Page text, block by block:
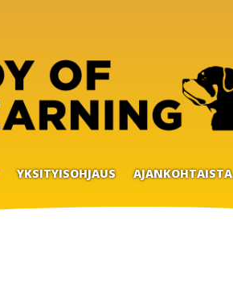
YKSITYISOHJAUS AJANKOHTAISTA